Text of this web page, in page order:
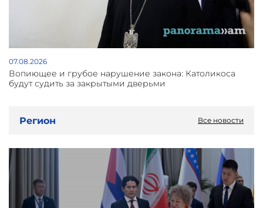
07.08.2026
Вопиющее и грубое нарушение закона: Католикоса
будут судить за закрытыми дверьми
Регион Все новости